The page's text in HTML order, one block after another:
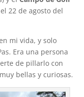
22 de agosto del
mi vida, y solo
Era una persona
de pillarlo con
bellas y curiosas.